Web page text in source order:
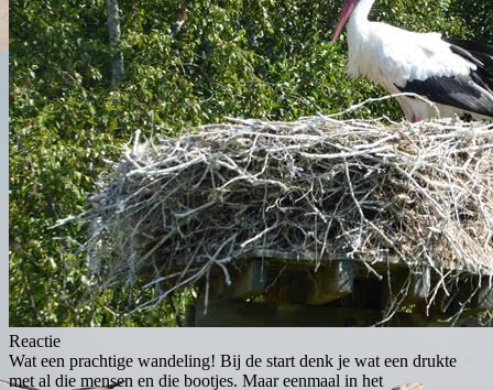
Reactie
Wat een prachtige wandeling! Bij de start denk je wat een drukte
met al die mensen en die bootjes. Maar eenmaal in het